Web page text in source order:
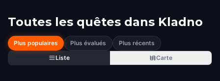
Toutes les quêtes dans Kladno
Plus populaires Plus évalués
Plus récents
Liste
Carte